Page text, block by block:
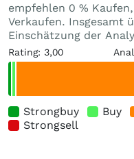
empfehlen 0 %
Verkaufen. Insgesamt
Einschätzung der
Rating: 3,00
Strongbuy Buy
Strongsell